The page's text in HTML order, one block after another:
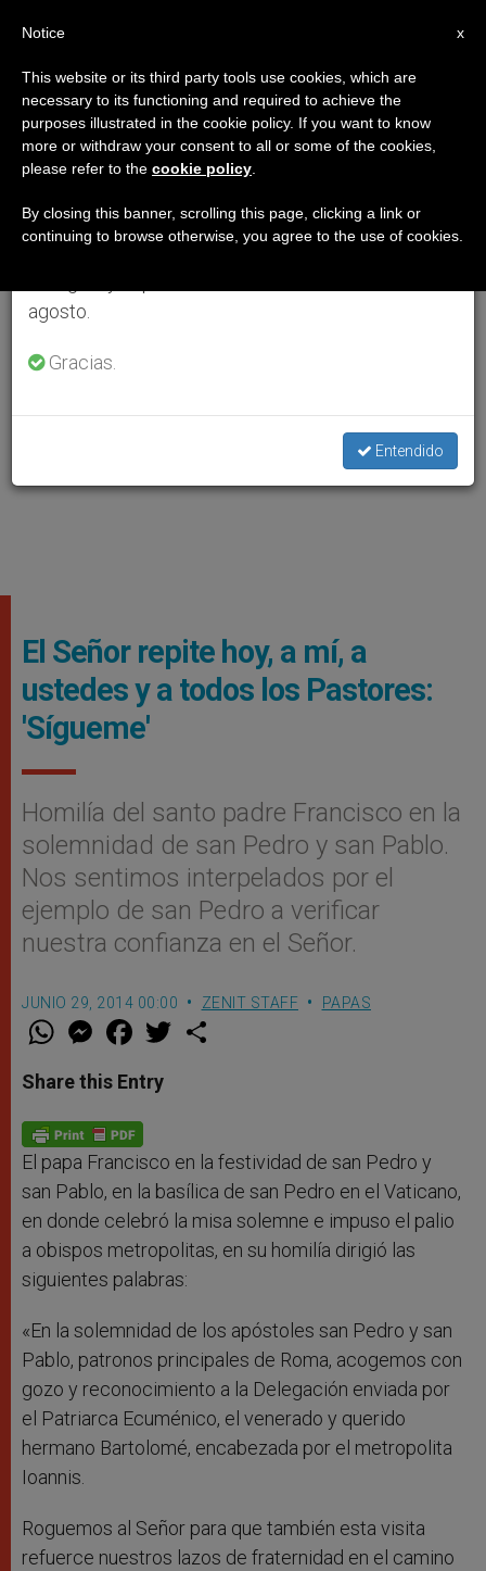
El Señor repite hoy, a mí, a
ustedes y a todos los Pastores:
'Sígueme'
Homilía del santo padre Francisco en la
solemnidad de san Pedro y san Pablo.
Nos sentimos interpelados por el
ejemplo de san Pedro a verificar
nuestra confianza en el Señor.
JUNIO 29, 2014 00:00 ZENIT STAFF PAPAS
W
t
s
p
p
M
e
s
e
g
e
r
F
a
e
b
o
k
w
Share this Entry
El papa Francisco en la festividad de san Pedro y
san Pablo, en la basílica de san Pedro en el Vaticano,
en donde celebró la misa solemne e impuso el palio
a obispos metropolitas, en su homilía dirigió las
siguientes palabras:
«En la solemnidad de los apóstoles san Pedro y san
Pablo, patronos principales de Roma, acogemos con
gozo y reconocimiento a la Delegación enviada por
el Patriarca Ecuménico, el venerado y querido
hermano Bartolomé, encabezada por el metropolita
Ioannis.
Roguemos al Señor para que también esta visita
refuerce nuestros lazos de fraternidad en el camino
×
Aviso importante
Del 27 de julio al 7 de agosto haremos la pausa
anual, aprovechando que en el periodo de verano
se generan menos informaciones y también el
agosto.
Gracias.
Entendido
x
Notice
This website or its third party tools use cookies, which are
necessary to its functioning and required to achieve the
purposes illustrated in the cookie policy. If you want to know
more or withdraw your consent to all or some of the cookies,
please refer to the cookie policy
By closing this banner, scrolling this page, clicking a link or
continuing to browse otherwise, you agree to the use of cookies.